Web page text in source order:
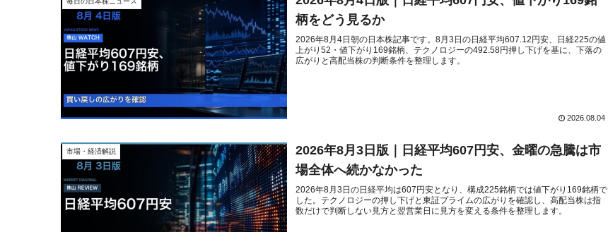
柄をどう見るか
2026年8月4日朝の日本株記事です。8月3日の日経平均607.12円安、日経225の値
上がり52・値下がり169銘柄、テクノロジーの492.58円押し下げを基に、下落の
広がりと高配当株の判断条件を整理します。
2026.08.04
市場・経済解説
2026年8月3日版｜日経平均607円安、金曜の急騰は市
場全体へ続かなかった
2026年8月3日の日経平均は607円安となり、構成225銘柄では値下がり169銘柄で
した。テクノロジーの押し下げと東証プライムの広がりを確認し、高配当株は指
数だけで判断しない見方と翌営業日に見方を変える条件を整理します。